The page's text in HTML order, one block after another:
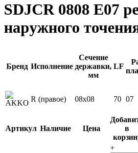
SDJCR 0808 E07
наружного
Бренд Исполнение
Сечение
державки,
мм
LF
R (правое) 08x08 70 07
Артикул Наличие Цена
в
+